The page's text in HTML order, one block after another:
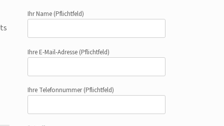
Ihr Name (Pflichtfeld)
Ihre E-Mail-Adresse (Pflichtfeld)
Ihre Telefonnummer(Pflichtfeld)